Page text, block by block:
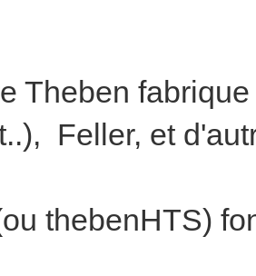
Theben
Feller, et
thebenHTS)